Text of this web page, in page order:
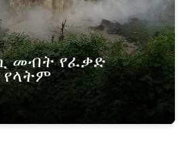
መብት የፈቃድ
የላትም